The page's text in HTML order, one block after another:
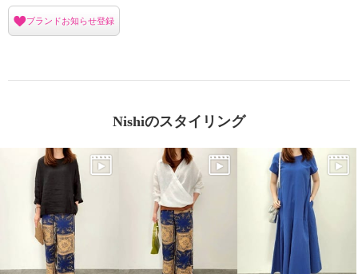
ブランドお知らせ登録
Nishiのスタイリング